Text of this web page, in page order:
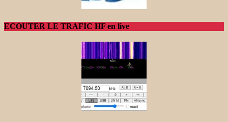
ECOUTER LE TRAFIC HF en live